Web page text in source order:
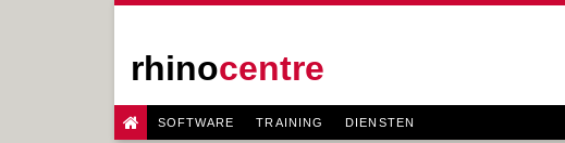
rhinocentre
SOFTWARE TRAINING DIENSTEN